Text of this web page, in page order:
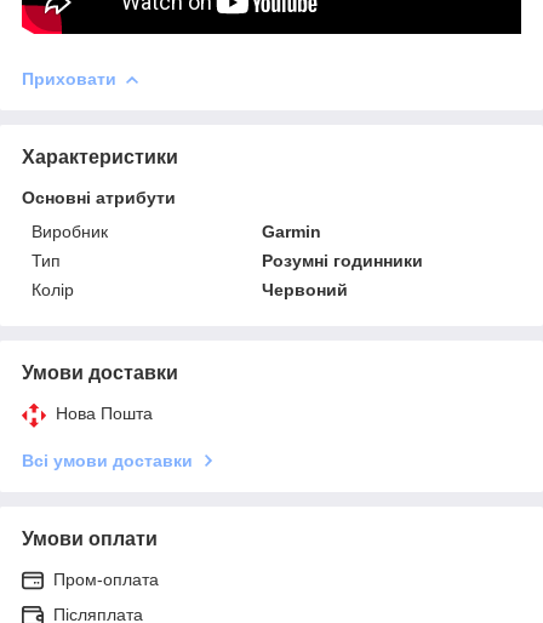
Приховати
Характеристики
Основні атрибути
Виробник
Garmin
Тип
Розумні годинники
Колір
Червоний
Умови доставки
Нова Пошта
Всі умови доставки
Умови оплати
Пром-оплата
Післяплата